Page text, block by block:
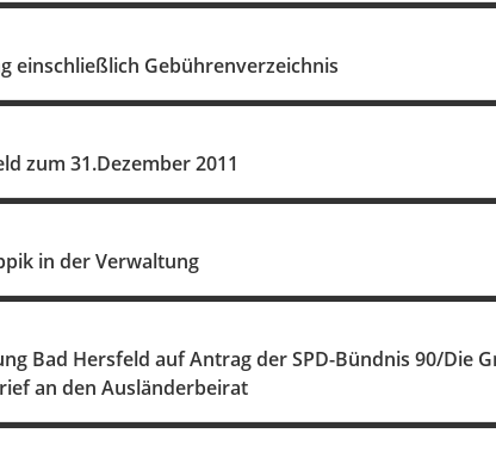
einschließlich Gebührenverzeichnis
zum 31.Dezember 2011
in der Verwaltung
Bad Hersfeld auf Antrag der SPD-Bündnis 90/Die
an den Ausländerbeirat